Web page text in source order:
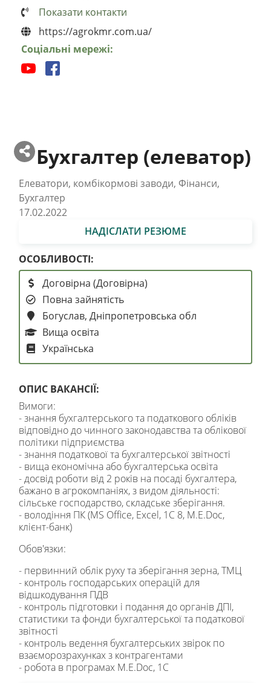
Показати контакти
https://agrokmr.com.ua/
Соціальні мережі:
Бухгалтер (елеватор)
Елеватори, комбікормові заводи, Фінанси,
Бухгалтер
17.02.2022
НАДІСЛАТИ РЕЗЮМЕ
ОСОБЛИВОСТІ:
Договірна (Договірна)
Повна зайнятість
Богуслав, Дніпропетровська обл
Вища освіта
Українська
ОПИС ВАКАНСІЇ:
Вимоги:
- знання бухгалтерського та податкового обліків
відповідно до чинного законодавства та облікової
політики підприємства
- знання податкової та бухгалтерської звітності
- вища економічна або бухгалтерська освіта
- досвід роботи від 2 років на посаді бухгалтера,
бажано в агрокомпаніях, з видом діяльності:
сільське господарство, складське зберігання.
- володіння ПК (MS Office, Excel, 1С 8, M.E.Doc,
клієнт-банк)
Обов'язки:
- первинний облік руху та зберігання зерна, ТМЦ
- контроль господарських операцій для
відшкодування ПДВ
- контроль підготовки і подання до органів ДПІ,
статистики та фонди бухгалтерської та податкової
звітності
- контроль ведення бухгалтерських звірок по
взаєморозрахунках з контрагентами
- робота в програмах M.E.Doc, 1С